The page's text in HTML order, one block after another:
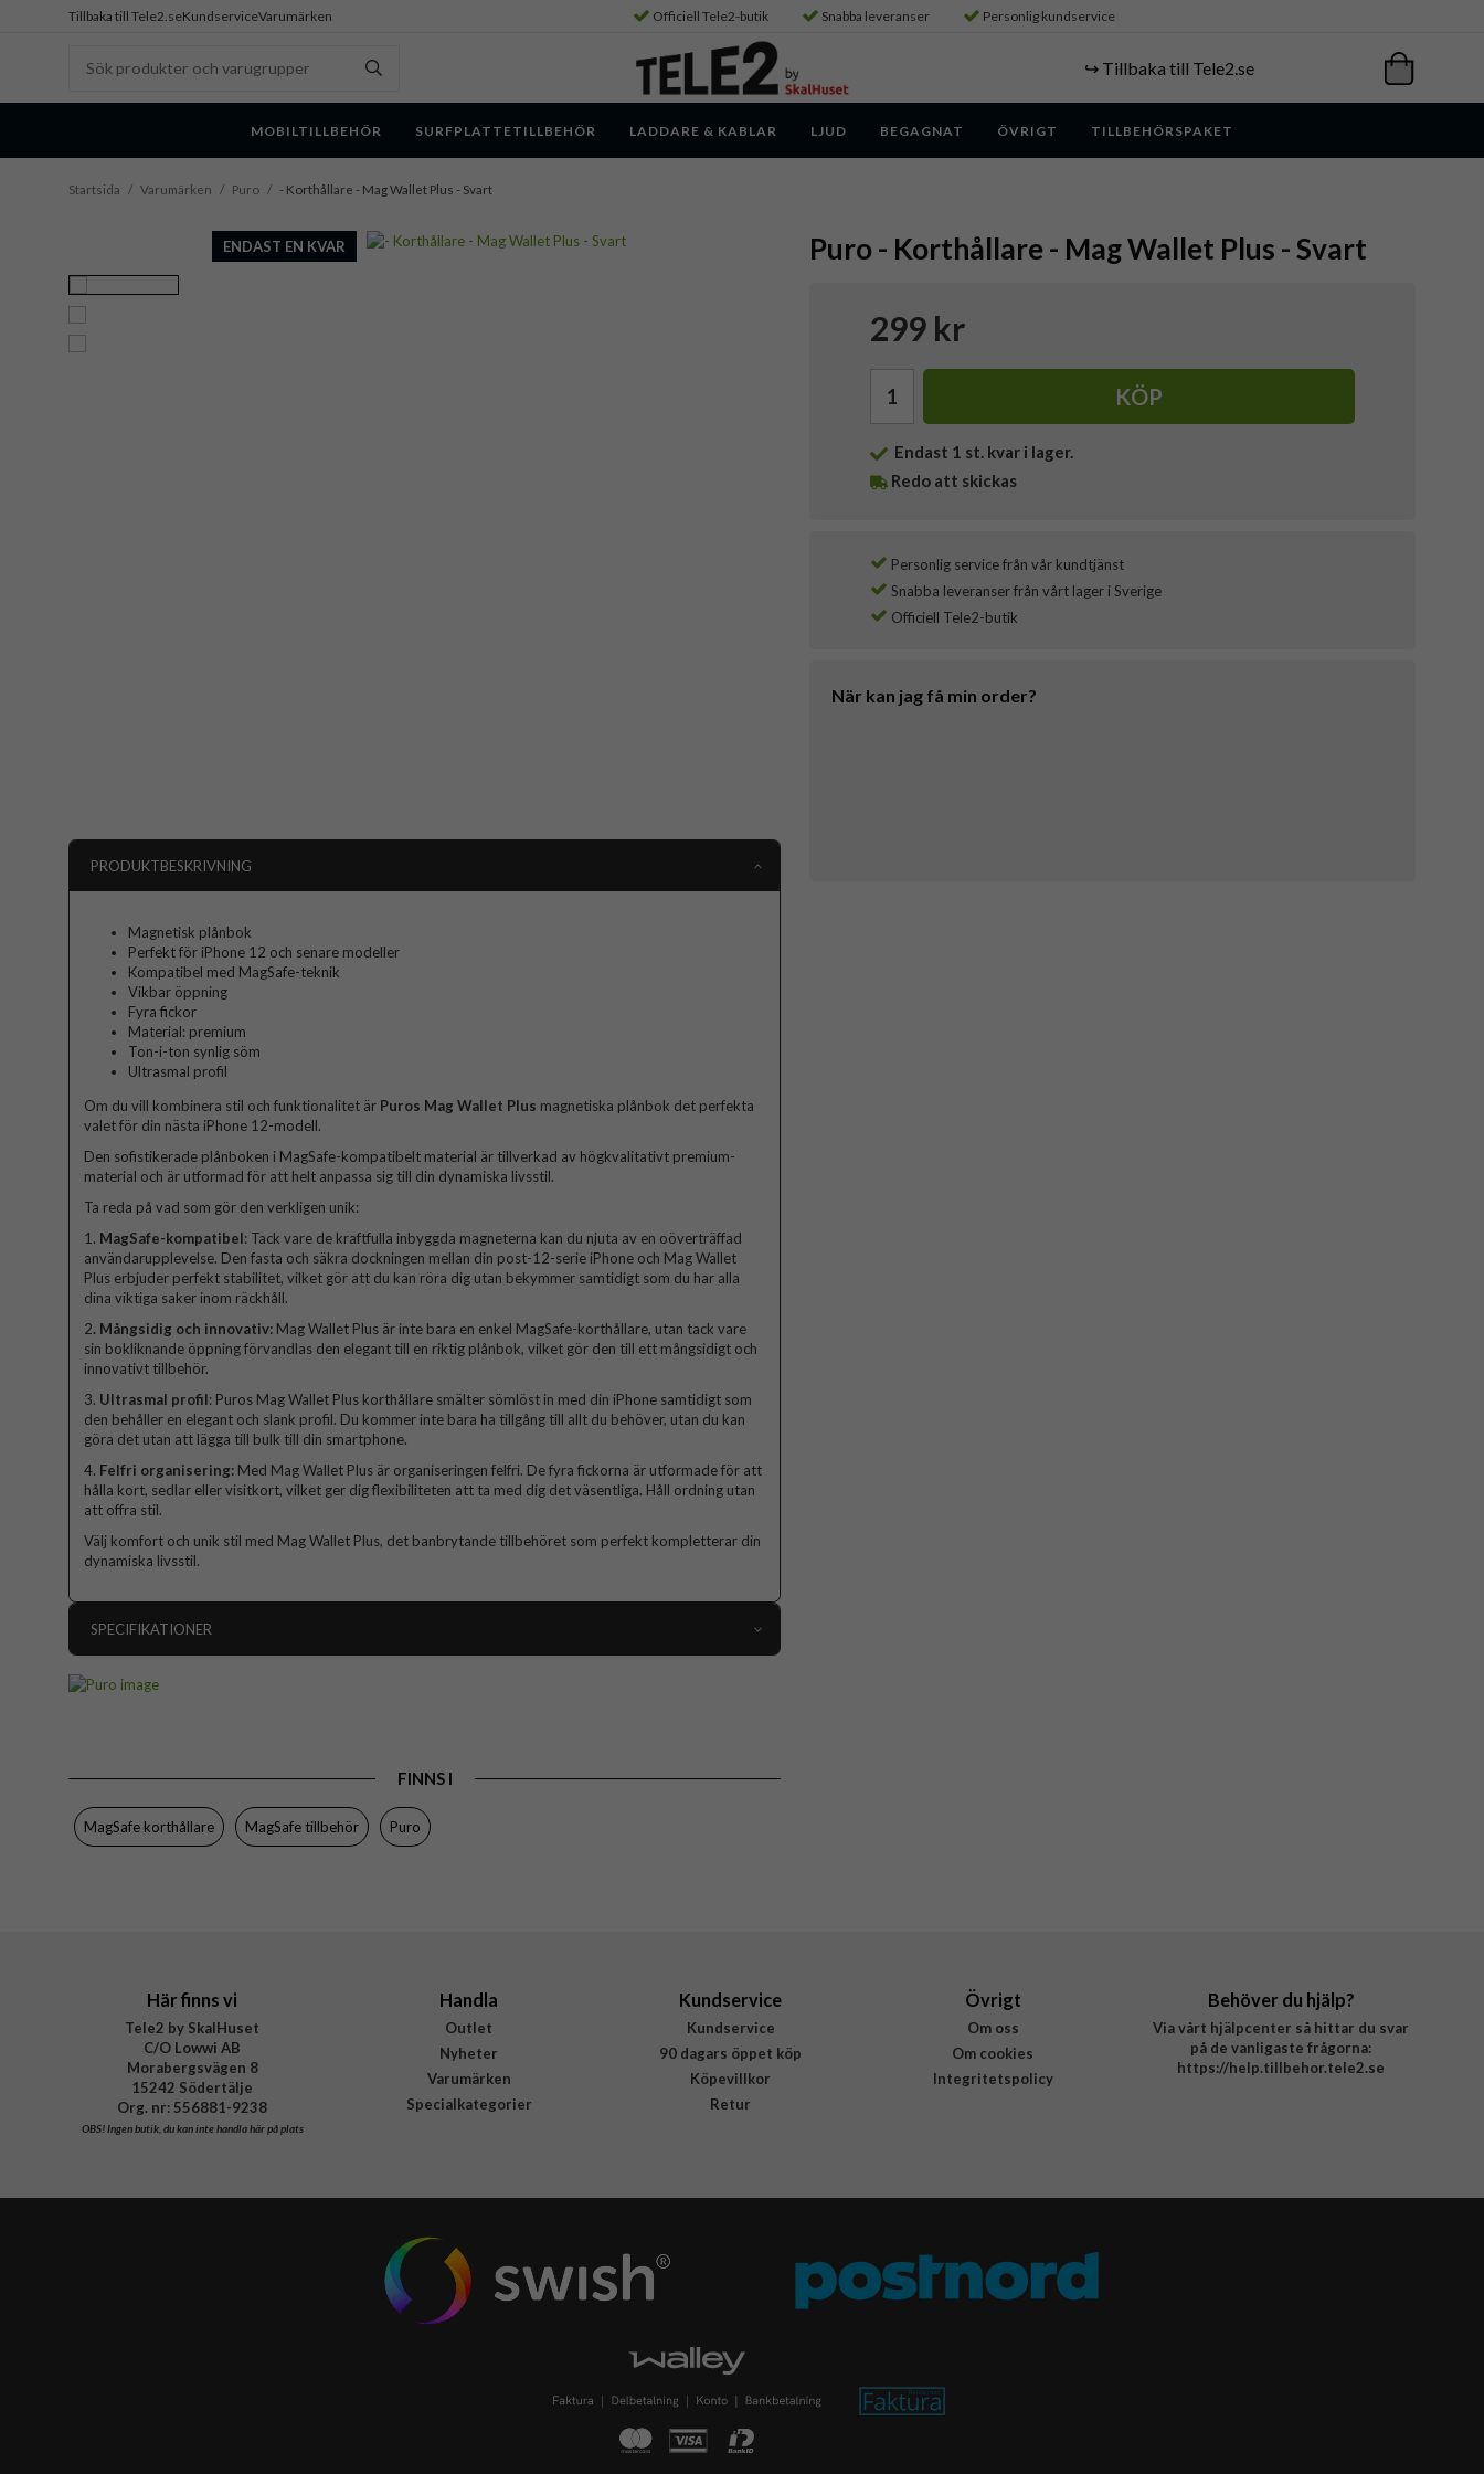
Tillbaka till Tele2.seKundserviceVarumärken Officiell Tele2-butik Snabba leveranser Personlig kundservice
↪️ Tillbaka till Tele2.se
MOBILTILLBEHÖR SURFPLATTETILLBEHÖR LADDARE & KABLAR LJUD BEGAGNAT ÖVRIGT TILLBEHÖRSPAKET
Startsida / Varumärken / Puro / - Korthållare - Mag Wallet Plus - Svart
ENDAST EN KVAR Puro - Korthållare - Mag Wallet Plus - Svart
299 kr
KÖP
Endast 1 st. kvar i lager.
Redo att skickas
Personlig service från vår kundtjänst
Snabba leveranser från vårt lager i Sverige
Officiell Tele2-butik
När kan jag få min order?
PRODUKTBESKRIVNING
Magnetisk plånbok
Perfekt för iPhone 12 och senare modeller
Kompatibel med MagSafe-teknik
Vikbar öppning
Fyra fickor
Material: premium
Ton-i-ton synlig söm
Ultrasmal profil
Om du vill kombinera stil och funktionalitet är Puros Mag Wallet Plus magnetiska plånbok det perfekta
valet för din nästa iPhone 12-modell.
Den sofistikerade plånboken i MagSafe-kompatibelt material är tillverkad av högkvalitativt premium-
material och är utformad för att helt anpassa sig till din dynamiska livsstil.
Ta reda på vad som gör den verkligen unik:
1. MagSafe-kompatibel: Tack vare de kraftfulla inbyggda magneterna kan du njuta av en oöverträffad
användarupplevelse. Den fasta och säkra dockningen mellan din post-12-serie iPhone och Mag Wallet
Plus erbjuder perfekt stabilitet, vilket gör att du kan röra dig utan bekymmer samtidigt som du har alla
dina viktiga saker inom räckhåll.
2. Mångsidig och innovativ: Mag Wallet Plus är inte bara en enkel MagSafe-korthållare, utan tack vare
sin bokliknande öppning förvandlas den elegant till en riktig plånbok, vilket gör den till ett mångsidigt och
innovativt tillbehör.
3. Ultrasmal profil: Puros Mag Wallet Plus korthållare smälter sömlöst in med din iPhone samtidigt som
den behåller en elegant och slank profil. Du kommer inte bara ha tillgång till allt du behöver, utan du kan
göra det utan att lägga till bulk till din smartphone.
4. Felfri organisering: Med Mag Wallet Plus är organiseringen felfri. De fyra fickorna är utformade för att
hålla kort, sedlar eller visitkort, vilket ger dig flexibiliteten att ta med dig det väsentliga. Håll ordning utan
att offra stil.
Välj komfort och unik stil med Mag Wallet Plus, det banbrytande tillbehöret som perfekt kompletterar din
dynamiska livsstil.
SPECIFIKATIONER
Färg
Svart
Varumärke
Tillverkarens art nr
FINNS I
MagSafe korthållare MagSafe tillbehör Puro
Här finns vi
Tele2 by SkalHuset
C/O Lowwi AB
Morabergsvägen 8
15242 Södertälje
Org. nr: 556881-9238
OBS!Ingen butik, du kan inte handla här på plats
Handla
Outlet
Nyheter
Varumärken
Specialkategorier
Kundservice
Kundservice
90 dagars öppet köp
Köpevillkor
Retur
Övrigt
Om oss
Om cookies
Integritetspolicy
Behöver du hjälp?
Via vårt hjälpcenter så hittar du svar
på de vanligaste frågorna:
https://help.tillbehor.tele2.se